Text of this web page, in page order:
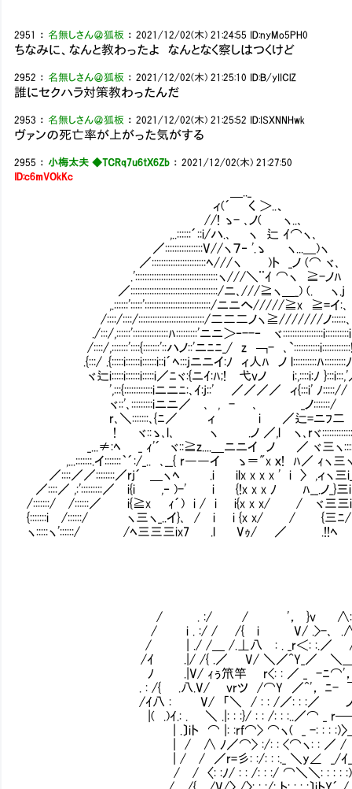
2951 ： 名無しさん＠狐板 ：2021/12/02(木) 21:24:55 ID:nyMo5PH0
ちなみに、なんと教わったよ なんとなく察しはつくけど
2952 ： 名無しさん＠狐板 ：2021/12/02(木) 21:25:10 ID:B/yIIClZ
誰にセクハラ対策教わったんだ
2953 ： 名無しさん＠狐板 ：2021/12/02(木) 21:25:52 ID:ISXNNHwk
ヴァンの死亡率が上がった気がする
2955 ： 小梅太夫 ◆TCRq7u6tX6Zb ：2021/12/02(木) 21:27:50
ID:c6mVOkKc
ィ(´ く ＞..、
//! ゝ- ､ノ( ヽ..､
,..::::::´::i/ハ.､ ヽ 辷 ｲ⌒ヽ､
／::::::::::::::::V//ヽ７‐ '.ゝ ヽ...＿)ヽ
／:::::::::::::::::::::::ﾍ///ヽ )ト _ノ (⌒ ヾ､
.':::::::::::::::::::::::::::::::::::ヽ///＼¨ｲ ⌒ヽ ≧-ノﾊ
／:::::::::::::::::::::::::::::::::::::/ニ､///≧ヽ＿_) (. ヽ.j
,.::::::':::::'::::::::::::::::::::::::::::/ニニへ/////≧x ≧=イ:､
/::::/::::/::::::::::::::::::::::::::::/二二二ノヽ≧///////ノ::::::､
./:::/,::::::':::::::::::::::ﾊ:::::::::'ニニ＞‐--‐ ヾ:::::::::::::::::i::::::::::i
/::::/,:::::::'::::{:::::::'::ハノ::'ニﾆﾆ_/ z ￢- ､
.{:::/ .{:::::i::::::i::::::i::i´ﾍ:::jニニイ:ﾉ ィ人ﾊ ノ l::::::::::ﾊ:::::::::
ヾ辷i:::::i::::::i:::::i／ﾆヾ:{ニｲ:ﾊ;! 弋vノ i:,::::i:ﾉ
',:::{::::::::::::iニニﾆ:､ｲ:j::' ／／／／ ィ{:::i' ﾉ
ヾ::'､:::::::::iニニ／ ､ , - ､ _ノ:::::::/
r､＼:::::::､{ﾆ／ ィ i ／辷=ニﾌ
! ヾ::ゝ､l､ ヽ .ノ ／,l ヽ､rヾ:::::::::::::
_...≠:ﾍ _ ｨ'´ ヾ::≧z....＿ニニイ ノ ／ ヾ三ヽ
,...:::::::.イ:::::::｀´:/_.. ､__{ r――イ ゝ＝"x ｘ! ﾊ／ ｨヽ三ヽ
／::::／／::::::::／rj´ ＿ヽﾍ .i ilx x x x ' i 〉 ,ィヽ三i_ﾍ
／::::／ ,:':::::::::／ i{i ,‐ )-' i {!x x x ﾉ ﾊ__.ノ_}三iﾆ/
/:::::::/ /::::::／ i{≧x ｨ´) i / i i{x x x/ / ヾ三三iｼ
{:::::::i /::::::/ ヽ三ヽ_..イ}､ / i i {x x/ / {三
ヽ:::::ヽ'::::::/ /ﾍ三三三ix7 .l Vｩ/ ／
/ . :/ / '， }v ∧: .
/ i . :/ / /{ i V/ .>-､ .∧:
/ | ./ /＿ /.⊥八 : . _r＜: :.／ ∧:
/ｲ .|/ /{ .／ V/ ＼／^Y_／ ＼＿
ﾉ .|V/ ｨぅ笊竿㍉ r<: : ／ _ -ﾆ⌒'，
. : /{ .八.V/ vrツ /⌒Y ／^'， ﾆ-
/ｲ八 : V/ 「＼ / : : /／: : :／ ノｲ
|( .)ｲ.: . ＼ .|: : :}/ : : /: : :..／⌒ _ r──-､ ./ｲ 勃った
| .〕iト ⌒ |: :rf⌒> ⌒ヽ( _ -: : : :)〉＿
| / ∧ ﾉ／⌒> :/: : <⌒ヽ: : ／ / Y | 現代版
| / / ／r=彡: :/: : :._ ＼y∠ _/ｲ_/_.
/ / 〈: :ﾉ/ : : /: : :/ ⌒＼＼: : : : :)〉
/ /{ /V/〉 /〉: : :/: ト: : : :〕iトY´ / ＼